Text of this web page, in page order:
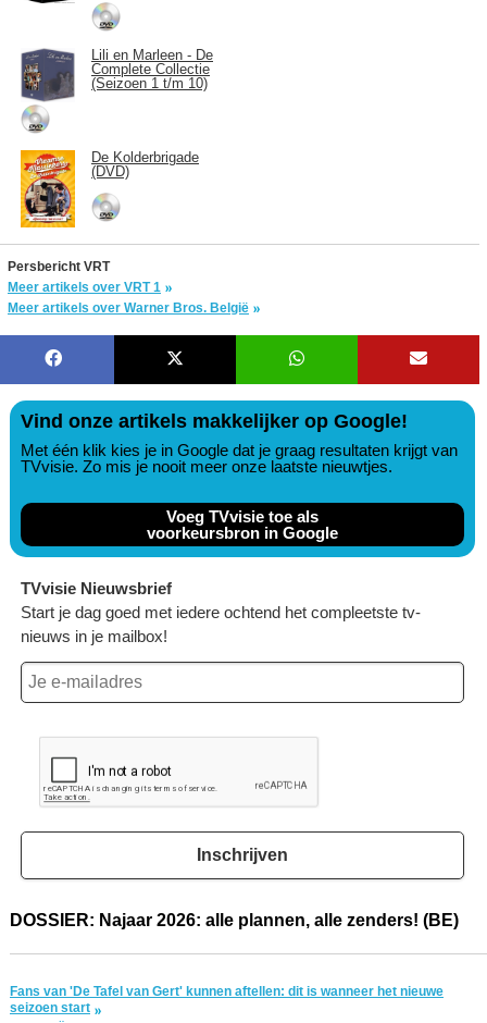
Lili en Marleen - De
Complete Collectie
(Seizoen 1 t/m 10)
De Kolderbrigade
(DVD)
Persbericht VRT
Meer artikels over VRT 1
Meer artikels over Warner Bros. België
Vind onze artikels makkelijker op Google!
Met één klik kies je in Google dat je graag resultaten krijgt van
TVvisie. Zo mis je nooit meer onze laatste nieuwtjes.
Voeg TVvisie toe als
voorkeursbron in Google
TVvisie Nieuwsbrief
Start je dag goed met iedere ochtend het compleetste tv-
nieuws in je mailbox!
Inschrijven
DOSSIER: Najaar 2026: alle plannen, alle zenders! (BE)
Fans van 'De Tafel van Gert' kunnen aftellen: dit is wanneer het nieuwe
seizoen start